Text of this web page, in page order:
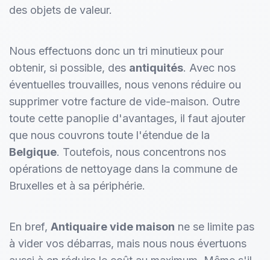
des objets de valeur.
Nous effectuons donc un tri minutieux pour
obtenir, si possible, des antiquités. Avec nos
éventuelles trouvailles, nous venons réduire ou
supprimer votre facture de vide-maison. Outre
toute cette panoplie d'avantages, il faut ajouter
que nous couvrons toute l'étendue de la
Belgique. Toutefois, nous concentrons nos
opérations de nettoyage dans la commune de
Bruxelles et à sa périphérie.
En bref, Antiquaire vide maison ne se limite pas
à vider vos débarras, mais nous nous évertuons